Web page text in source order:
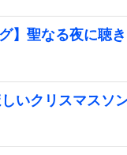
】聖なる夜に聴
いクリスマスソ